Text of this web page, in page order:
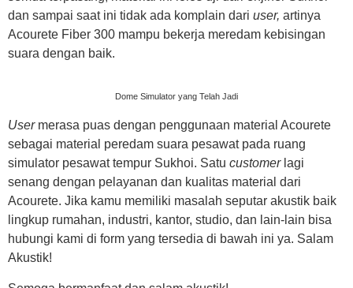
dan sampai saat ini tidak ada komplain dari user, artinya
Acourete Fiber 300 mampu bekerja meredam kebisingan
suara dengan baik.
Dome Simulator yang Telah Jadi
Usermerasa puas dengan penggunaan material Acourete
sebagai material peredam suara pesawat pada ruang
simulator pesawat tempur Sukhoi. Satu customerlagi
senang dengan pelayanan dan kualitas material dari
Acourete. Jika kamu memiliki masalah seputar akustik baik
lingkup rumahan, industri, kantor, studio, dan lain-lain bisa
hubungi kami di form yang tersedia di bawah ini ya. Salam
Akustik!